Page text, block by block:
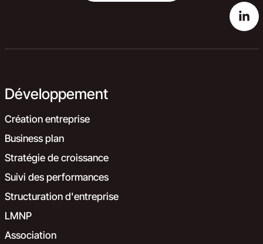
Développement
Création entreprise
Business plan
Stratégie de croissance
Suivi des performances
Structuration d'entreprise
LMNP
Association